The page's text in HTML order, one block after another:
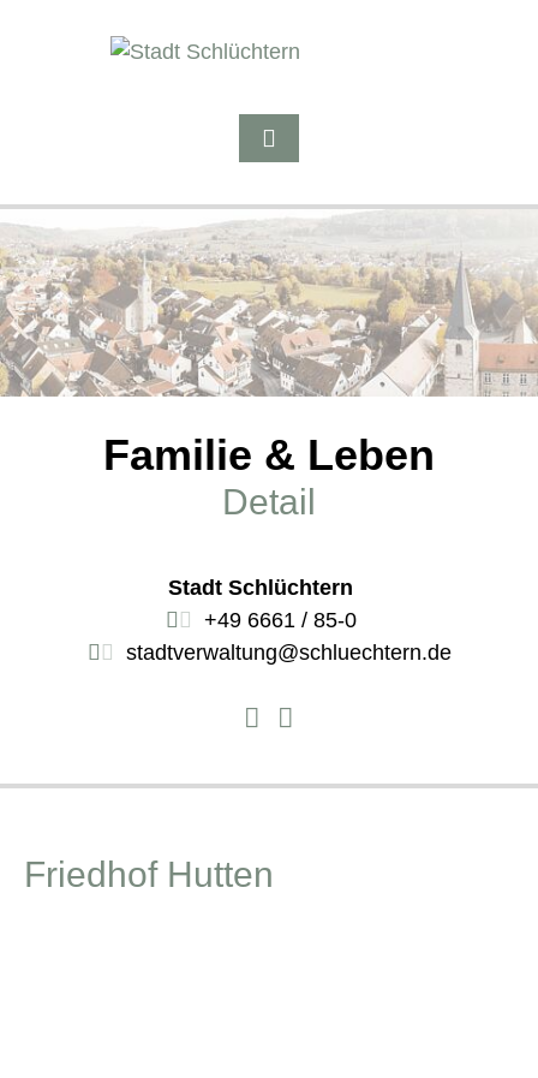
Familie & Leben
Detail
Stadt Schlüchtern
+49 6661 / 85-0
stadtverwaltung@schluechtern.de
Friedhof Hutten